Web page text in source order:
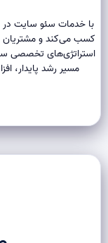
با خدمات سئو سایت در
کسب می‌کند و مشتریان
استراتژی‌های تخصصی
مسیر رشد پایدار،